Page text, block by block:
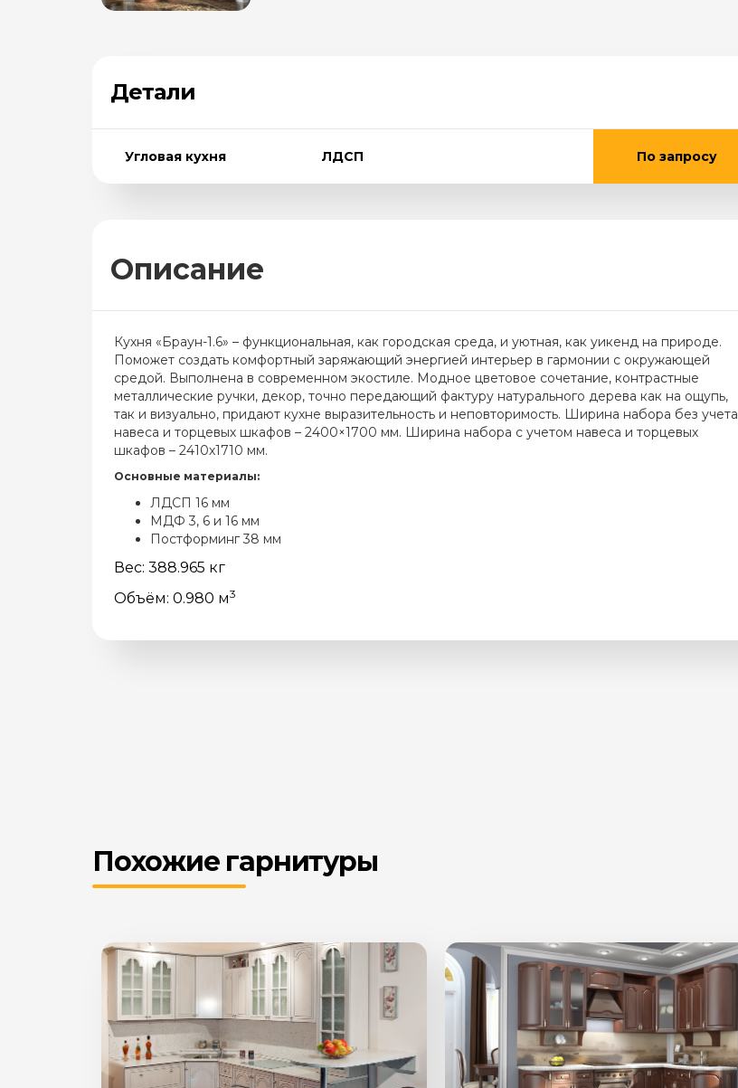
Детали
Угловая кухня ЛДСП По запросу
Описание
Кухня «Браун-1.6» – функциональная, как городская среда, и уютная, как уикенд на природе.
Поможет создать комфортный заряжающий энергией интерьер в гармонии с окружающей
средой. Выполнена в современном экостиле. Модное цветовое сочетание, контрастные
металлические ручки, декор, точно передающий фактуру натурального дерева как на ощупь,
так и визуально, придают кухне выразительность и неповторимость. Ширина набора без учета
навеса и торцевых шкафов – 2400×1700 мм. Ширина набора с учетом навеса и торцевых
шкафов – 2410х1710 мм.
Основные материалы:
ЛДСП 16 мм
МДФ 3, 6 и 16 мм
Постформинг 38 мм
Вес: 388.965 кг
Объём: 0.980 м3
Похожие гарнитуры